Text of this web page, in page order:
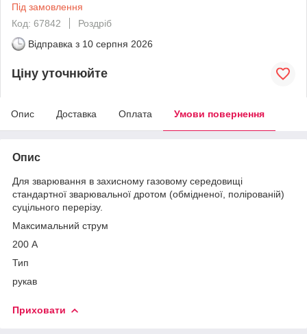
Під замовлення
Код: 67842
Роздріб
Відправка з 10 серпня 2026
Ціну уточнюйте
Опис Доставка Оплата Умови повернення
Опис
Для зварювання в захисному газовому середовищі
стандартної зварювальної дротом (обмідненої, полірованій)
суцільного перерізу.
Максимальний струм
200 А
Тип
рукав
Приховати